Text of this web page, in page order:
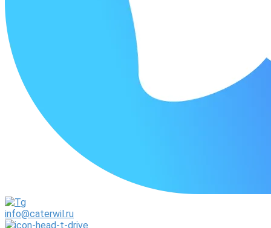
info@caterwil.ru